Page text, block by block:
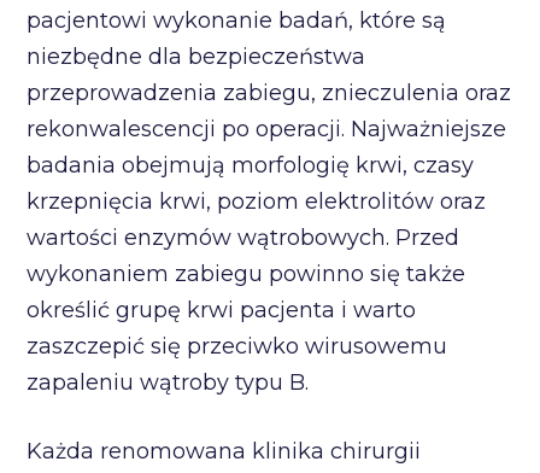
pacjentowi wykonanie badań, które są
niezbędne dla bezpieczeństwa
przeprowadzenia zabiegu, znieczulenia oraz
rekonwalescencji po operacji. Najważniejsze
badania obejmują morfologię krwi, czasy
krzepnięcia krwi, poziom elektrolitów oraz
wartości enzymów wątrobowych. Przed
wykonaniem zabiegu powinno się także
określić grupę krwi pacjenta i warto
zaszczepić się przeciwko wirusowemu
zapaleniu wątroby typu B.
Każda renomowana klinika chirurgii